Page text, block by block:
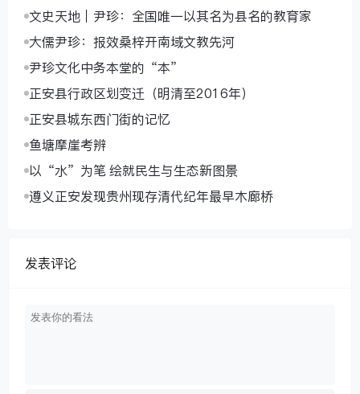
文史天地｜尹珍：全国唯一以其名为县名的教育家
大儒尹珍：报效桑梓开南域文教先河
尹珍文化中务本堂的“本”
正安县行政区划变迁（明清至2016年）
正安县城东西门街的记忆
鱼塘摩崖考辨
以“水”为笔 绘就民生与生态新图景
遵义正安发现贵州现存清代纪年最早木廊桥
发表评论